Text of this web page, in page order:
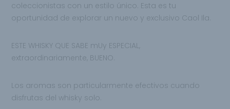
coleccionistas con un estilo único. Esta es tu
oportunidad de explorar un nuevo y exclusivo Caol Ila.
ESTE WHISKY QUE SABE mUy ESPECIAL,
extraordinariamente, BUENO.
Los aromas son particularmente efectivos cuando
disfrutas del whisky solo.